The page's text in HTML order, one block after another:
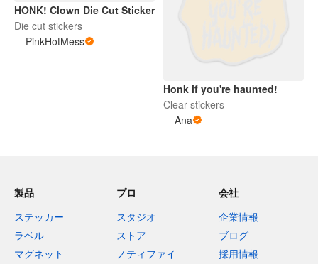
HONK! Clown Die Cut Sticker
Die cut stickers
PinkHotMess
Honk if you're haunted!
Clear stickers
Ana
製品
ステッカー
ラベル
マグネット
プロ
スタジオ
ストア
ノティファイ
会社
企業情報
ブログ
採用情報